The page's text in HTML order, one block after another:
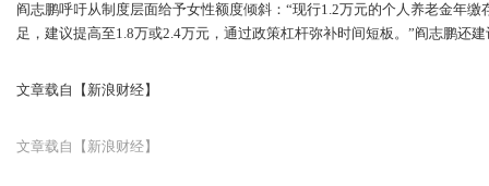
阎志鹏呼吁从制度层面给予女性额度倾斜：“现行1.2万元的个人养老金年
足，建议提高至1.8万或2.4万元，通过政策杠杆弥补时间短板。”阎志鹏还
文章载自【新浪财经】
文章载自【新浪财经】